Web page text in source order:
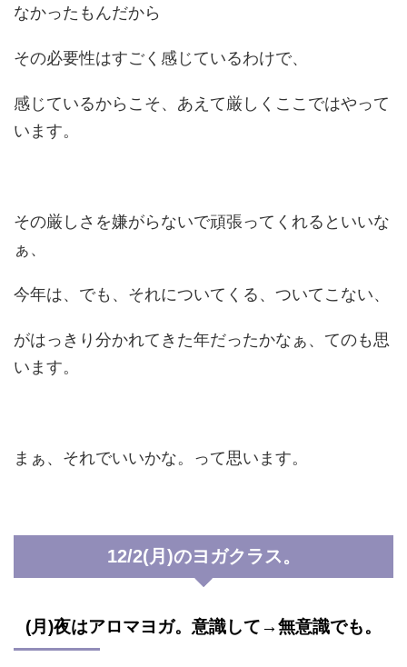
なかったもんだから
その必要性はすごく感じているわけで、
感じているからこそ、あえて厳しくここではやって
います。
その厳しさを嫌がらないで頑張ってくれるといいな
ぁ、
今年は、でも、それについてくる、ついてこない、
がはっきり分かれてきた年だったかなぁ、てのも思
います。
まぁ、それでいいかな。って思います。
12/2(月)のヨガクラス。
(月)夜はアロマヨガ。意識して→無意識でも。